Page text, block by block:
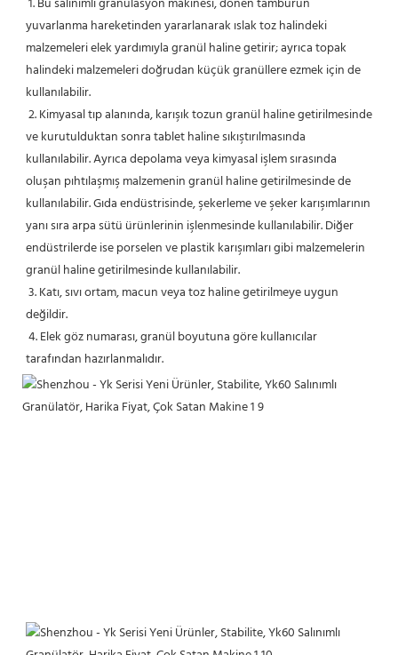
yuvarlanma hareketinden yararlanarak ıslak toz halindeki
malzemeleri elek yardımıyla granül haline getirir; ayrıca topak
halindeki malzemeleri doğrudan küçük granüllere ezmek için de
kullanılabilir.
ve kurutulduktan sonra tablet haline sıkıştırılmasında
kullanılabilir. Ayrıca depolama veya kimyasal işlem sırasında
oluşan pıhtılaşmış malzemenin granül haline getirilmesinde de
kullanılabilir. Gıda endüstrisinde, şekerleme ve şeker karışımlarının
yanı sıra arpa sütü ürünlerinin işlenmesinde kullanılabilir. Diğer
endüstrilerde ise porselen ve plastik karışımları gibi malzemelerin
granül haline getirilmesinde kullanılabilir.
değildir.
tarafından hazırlanmalıdır.